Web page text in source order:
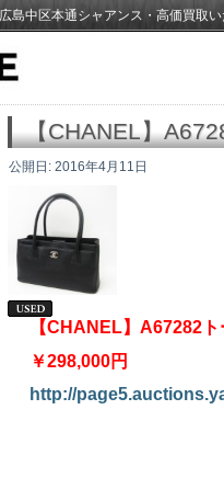
島中区本通シャアンス・高価買取
【CHANEL】
公開日: 2016年4月11日
【CHANEL】A67282
￥298,000円
http://